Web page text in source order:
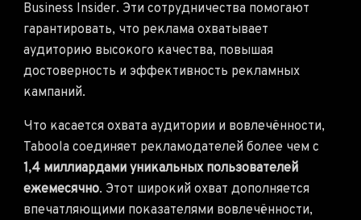
Business Insider. Эти сотрудничества помогают
гарантировать, что реклама охватывает
аудиторию высокого качества, повышая
достоверность и эффективность рекламных
кампаний.
Что касается охвата аудитории и вовлечённости,
Taboola соединяет рекламодателей более чем с
1,4 миллиардами уникальных пользователей
ежемесячно. Этот широкий охват дополняется
впечатляющими показателями вовлечённости,